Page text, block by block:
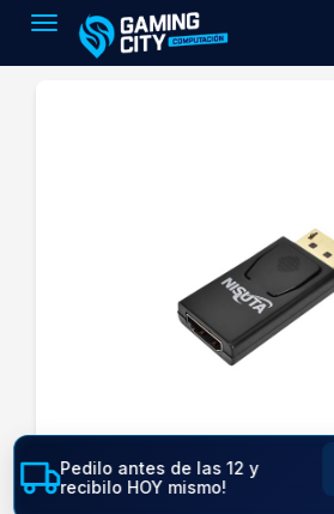
Toggle navigation
Pedilo antes de las 12 y
recibilo HOY mismo!